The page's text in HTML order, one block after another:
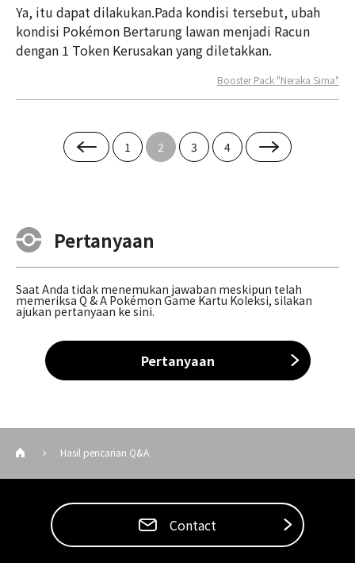
Ya, itu dapat dilakukan.Pada kondisi tersebut, ubah
kondisi Pokémon Bertarung lawan menjadi Racun
dengan 1 Token Kerusakan yang diletakkan.
Booster Pack "Neraka Sirna"
1 2 3 4
Pertanyaan
Saat Anda tidak menemukan jawaban meskipun telah
memeriksa Q & A Pokémon Game Kartu Koleksi, silakan
ajukan pertanyaan ke sini.
Pertanyaan
Hasil pencarian Q&A
Contact